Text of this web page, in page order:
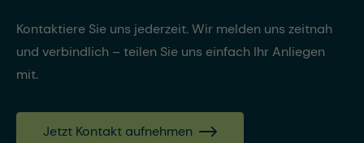
Kontaktiere Sie uns jederzeit. Wir melden uns zeitnah
und verbindlich – teilen Sie uns einfach Ihr Anliegen
mit.
Jetzt Kontakt aufnehmen